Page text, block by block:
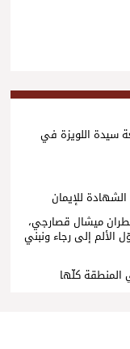
سيدة اللويزة في
للإيمان
ميشال قصارجي،
الألم إلى رجاء ونبني
المنطقة كلّها